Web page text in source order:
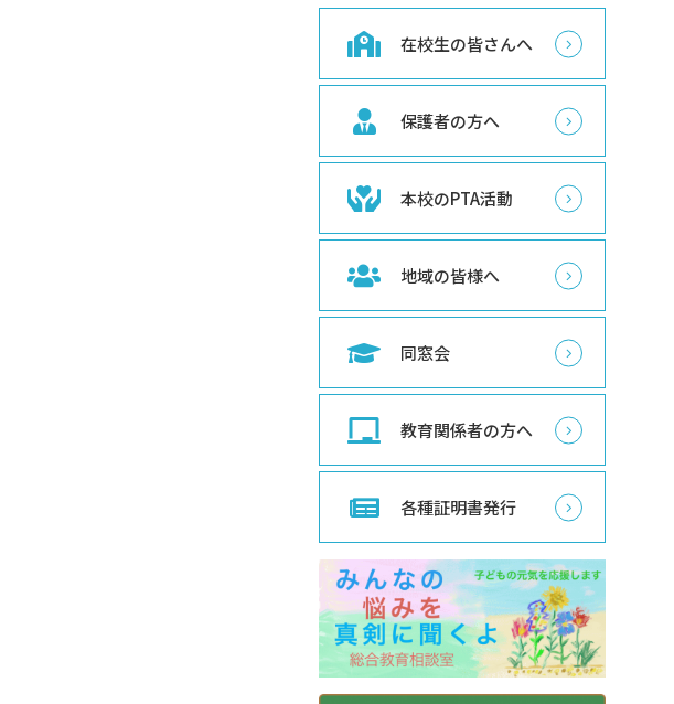
在校生の皆さんへ
保護者の方へ
本校のPTA活動
地域の皆様へ
同窓会
教育関係者の方へ
各種証明書発行